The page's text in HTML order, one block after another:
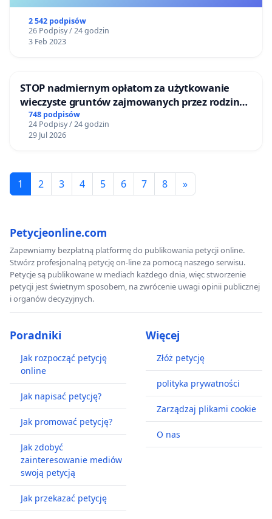
2 542 podpisów
26 Podpisy / 24 godzin
3 Feb 2023
STOP nadmiernym opłatom za użytkowanie
wieczyste gruntów zajmowanych przez rodzinne
ogrody działkowe.
748 podpisów
24 Podpisy / 24 godzin
29 Jul 2026
1 2 3 4 5 6 7 8 »
Petycjeonline.com
Zapewniamy bezpłatną platformę do publikowania petycji online.
Stwórz profesjonalną petycję on-line za pomocą naszego serwisu.
Petycje są publikowane w mediach każdego dnia, więc stworzenie
petycji jest świetnym sposobem, na zwrócenie uwagi opinii publicznej
i organów decyzyjnych.
Poradniki
Jak rozpocząć petycję
online
Jak napisać petycję?
Jak promować petycję?
Jak zdobyć
zainteresowanie mediów
swoją petycją
Jak przekazać petycję
Więcej
Złóż petycję
polityka prywatności
Zarządzaj plikami cookie
O nas